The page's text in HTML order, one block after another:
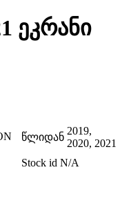
ეკრანი
წლიდან
2019,
2020, 2021
Stock id N/A